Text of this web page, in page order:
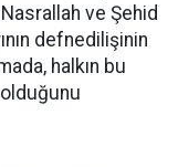
ve Şehid
defnedilişinin
halkın bu